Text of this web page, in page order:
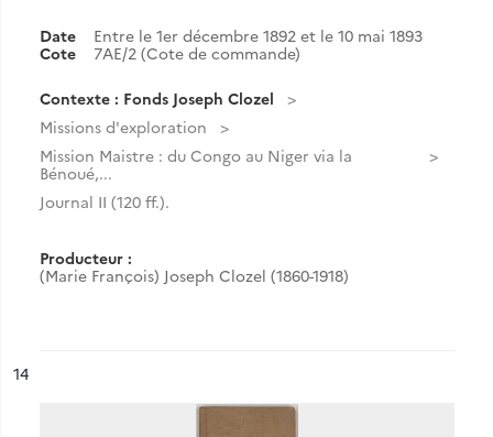
Date
Entre le 1er décembre 1892 et le 10 mai 1893
Cote
7AE/2 (Cote de commande)
Contexte : Fonds Joseph Clozel
Missions d'exploration
Mission Maistre : du Congo au Niger via la
Bénoué,...
Journal II (120 ff.).
Producteur :
(Marie François) Joseph Clozel (1860-1918)
n°
14